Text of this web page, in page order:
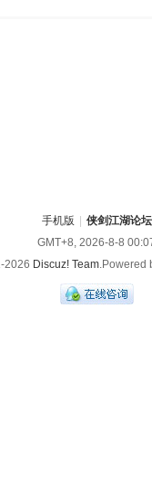
手机版
侠剑江湖论坛
GMT+8, 2026-8-8
2026 Discuz! Team.Powered